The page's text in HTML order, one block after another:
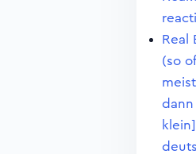
Real
(so